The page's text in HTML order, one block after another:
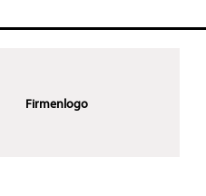
Firmenlogo